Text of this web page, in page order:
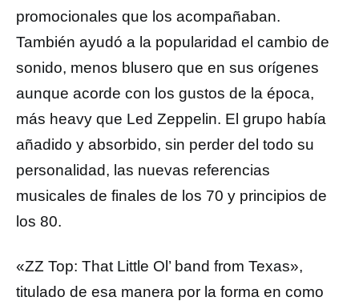
promocionales que los acompañaban.
También ayudó a la popularidad el cambio de
sonido, menos blusero que en sus orígenes
aunque acorde con los gustos de la época,
más heavy que Led Zeppelin. El grupo había
añadido y absorbido, sin perder del todo su
personalidad, las nuevas referencias
musicales de finales de los 70 y principios de
los 80.
«ZZ Top: That Little Ol’ band from Texas»,
titulado de esa manera por la forma en como